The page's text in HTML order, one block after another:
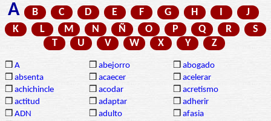
A B C D E F G H I
J
K
L M N Ñ O P Q R
S
T
U V W X Y Z
❒ A ❒ abejorro ❒ abogado
❒ absenta ❒ acaecer ❒ acelerar
❒ achichincle ❒ acodar ❒ acretismo
❒ actitud ❒ adaptar ❒ adherir
❒ ADN ❒ adulto ❒ afasia